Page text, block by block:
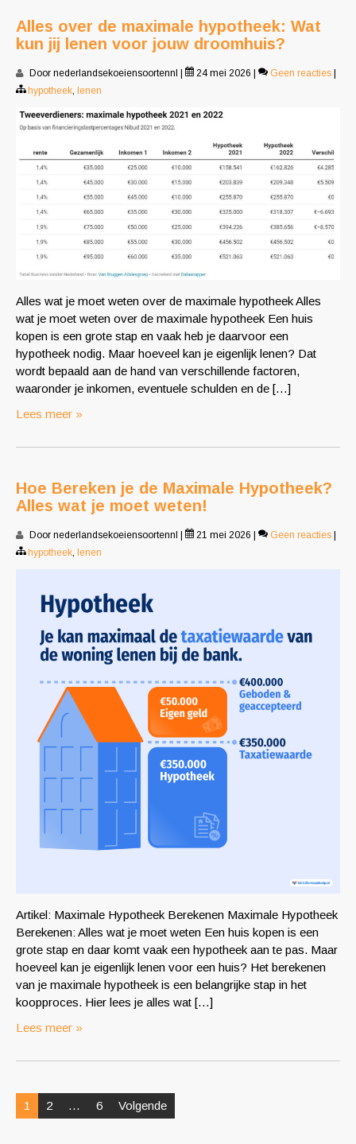
Alles over de maximale hypotheek: Wat
kun jij lenen voor jouw droomhuis?
Door nederlandsekoeiensoortennl | 24 mei 2026 | Geen reacties |
hypotheek lenen
Alles wat je moet weten over de maximale hypotheek Alles
wat je moet weten over de maximale hypotheek Een huis
kopen is een grote stap en vaak heb je daarvoor een
hypotheek nodig. Maar hoeveel kan je eigenlijk lenen? Dat
wordt bepaald aan de hand van verschillende factoren,
waaronder je inkomen, eventuele schulden en de […]
Lees meer »
Hoe Bereken je de Maximale Hypotheek?
Alles wat je moet weten!
Door nederlandsekoeiensoortennl 21 mei 2026 Geen reacties
hypotheek, lenen
Artikel: Maximale Hypotheek Berekenen Maximale Hypotheek
Berekenen: Alles wat je moet weten Een huis kopen is een
grote stap en daar komt vaak een hypotheek aan te pas. Maar
hoeveel kan je eigenlijk lenen voor een huis? Het berekenen
van je maximale hypotheek is een belangrijke stap in het
koopproces. Hier lees je alles wat […]
Lees meer »
Posts
pagination
1 2 … 6 Volgende